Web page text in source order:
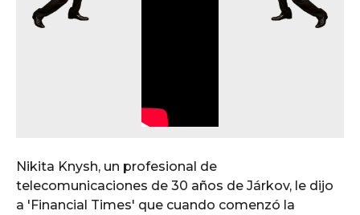
Nikita Knysh, un profesional de
telecomunicaciones de 30 años de Járkov, le dijo
a 'Financial Times' que cuando comenzó la